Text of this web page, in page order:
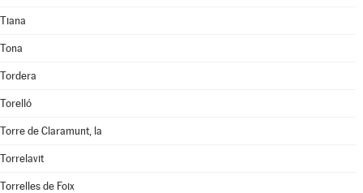
Tiana
Tona
Tordera
Torelló
Torre de Claramunt, la
Torrelavit
Torrelles de Foix